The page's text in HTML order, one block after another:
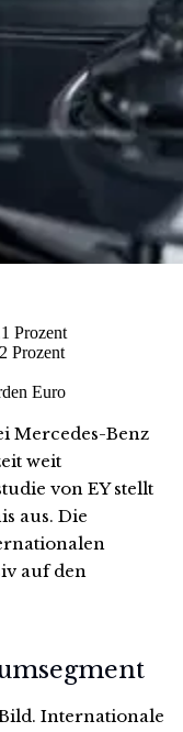
Prozent
Prozent
Euro
Mercedes-Benz
weit
von EY stellt
aus. Die
auf den
Internationale